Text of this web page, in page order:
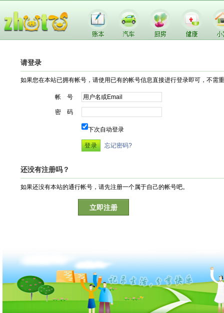
请登录
如果您在本站已拥有帐号，请使用已有的帐号信息直接进行登录即可，不需
帐 号
密 码
下次自动登录
忘记密码?
还没有注册吗？
如果还没有本站的通行帐号，请先注册一个属于自己的帐号吧。
立即注册